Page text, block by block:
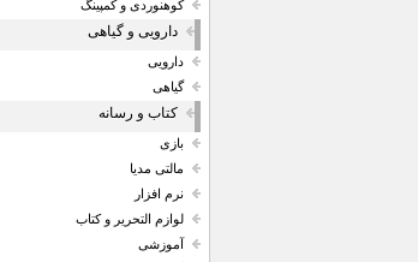
کوهنوردی و کمپینگ
دارویی و گیاهی
دارویی
گیاهی
کتاب و رسانه
بازی
مالتی مدیا
نرم افزار
لوازم التحریر و کتاب
آموزشی